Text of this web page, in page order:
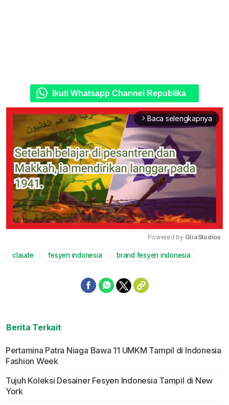
Ikuti Whatsapp Channel Republika
arrow_forward_ios Baca selengkapnya
Mute
Powered by GliaStudios
claude fesyen indonesia brand fesyen indonesia
Berita Terkait
Pertamina Patra Niaga Bawa 11 UMKM Tampil di Indonesia
Fashion Week
Tujuh Koleksi Desainer Fesyen Indonesia Tampil di New
York